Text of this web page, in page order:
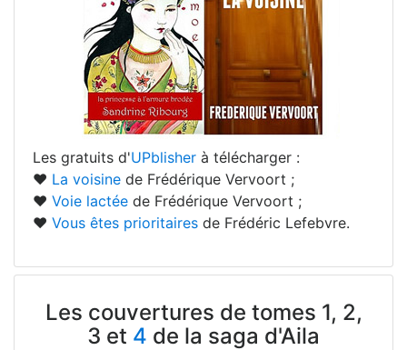
Les gratuits d'UPblisher à télécharger :
♥ La voisine de Frédérique Vervoort ;
♥ Voie lactée de Frédérique Vervoort ;
♥ Vous êtes prioritaires de Frédéric Lefebvre.
Les couvertures de tomes 1, 2,
3 et 4 de la saga d'Aila